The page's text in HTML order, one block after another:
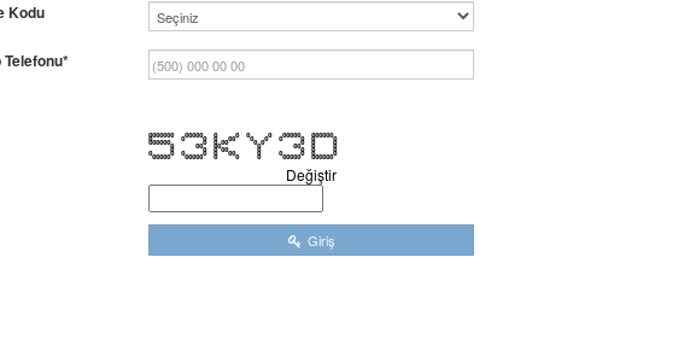
Kodu
Telefonu*
0000000 00000 0 0 0 0 00000 000000
0 0 0 0 00 0 0 0 0 0 0
000000 0 0 00 0 0 0 0 0
0 00 00 0 00 0 0
0 0 0 00 0 0 0 0
0 0 0 0 0 00 0 0 0 0 0
00000 00000 0 0 0 00000 000000
Değiştir
Giriş